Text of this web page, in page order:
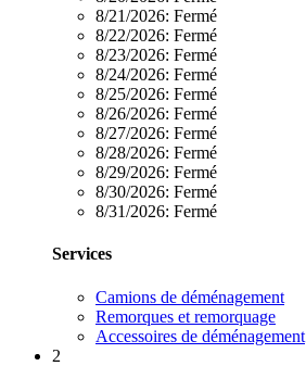
8/21/2026: Fermé
8/22/2026: Fermé
8/23/2026: Fermé
8/24/2026: Fermé
8/25/2026: Fermé
8/26/2026: Fermé
8/27/2026: Fermé
8/28/2026: Fermé
8/29/2026: Fermé
8/30/2026: Fermé
8/31/2026: Fermé
Services
Camions de déménagement
Remorques et remorquage
Accessoires de déménagement
2